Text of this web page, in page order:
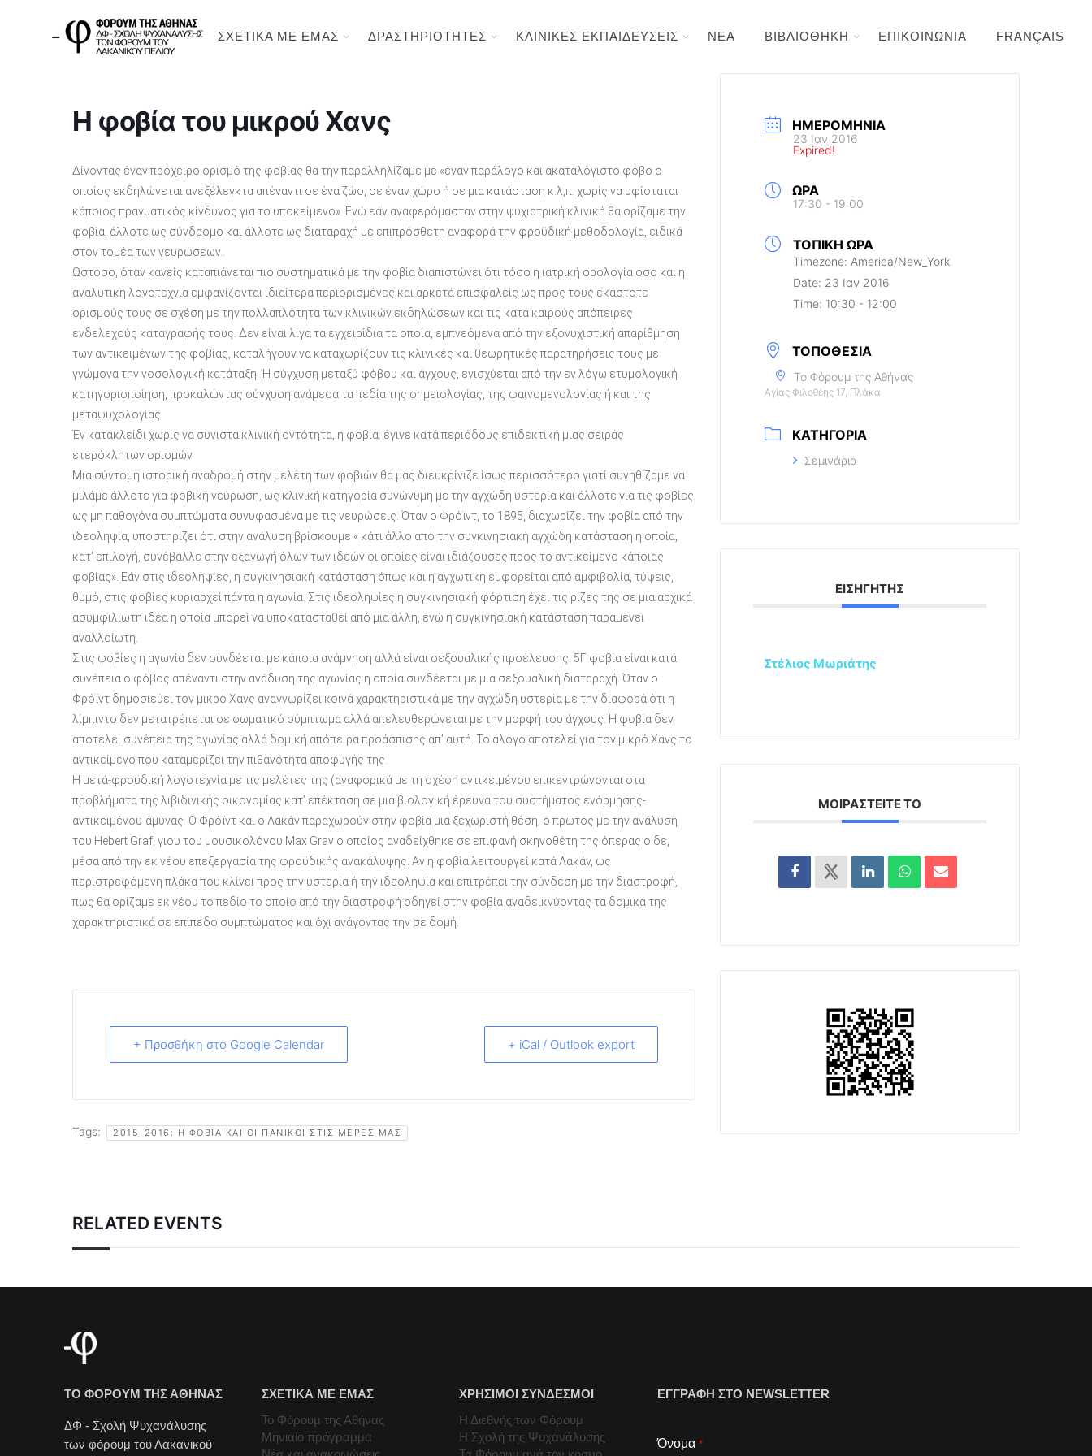
ΣΧΕΤΙΚΑ ΜΕ ΕΜΑΣ ΔΡΑΣΤΗΡΙΟΤΗΤΕΣ ΚΛΙΝΙΚΕΣ ΕΚΠΑΙΔΕΥΣΕΙΣ ΝΕΑ ΒΙΒΛΙΟΘΗΚΗ ΕΠΙΚΟΙΝΩΝΙΑ FRANÇAIS
Η φοβία του μικρού Χανς
Δίνοντας έναν πρόχειρο ορισμό της φοβίας θα την παραλληλίζαμε με «έναν παράλογο και ακαταλόγιστο φόβο ο
οποίος εκδηλώνεται ανεξέλεγκτα απέναντι σε ένα ζώο, σε έναν χώρο ή σε μια κατάσταση κ.λ,π. χωρίς να υφίσταται
κάποιος πραγματικός κίνδυνος για το υποκείμενο». Ενώ εάν αναφερόμασταν στην ψυχιατρική κλινική θα ορίζαμε την
φοβία, άλλοτε ως σύνδρομο και άλλοτε ως διαταραχή με επιπρόσθετη αναφορά την φροϋδική μεθοδολογία, ειδικά
στον τομέα των νευρώσεων..
Ωστόσο, όταν κανείς καταπιάνεται πιο συστηματικά με την φοβία διαπιστώνει ότι τόσο η ιατρική ορολογία όσο και η
αναλυτική λογοτεχνία εμφανίζονται ιδιαίτερα περιορισμένες και αρκετά επισφαλείς ως προς τους εκάστοτε
ορισμούς τους σε σχέση με την πολλαπλότητα των κλινικών εκδηλώσεων και τις κατά καιρούς απόπειρες
ενδελεχούς καταγραφής τους. Δεν είναι λίγα τα εγχειρίδια τα οποία, εμπνεόμενα από την εξονυχιστική απαρίθμηση
των αντικειμένων της φοβίας, καταλήγουν να καταχωρίζουν τις κλινικές και θεωρητικές παρατηρήσεις τους με
γνώμονα την νοσολογική κατάταξη. Ή σύγχυση μεταξύ φόβου και άγχους, ενισχύεται από την εν λόγω ετυμολογική
κατηγοριοποίηση, προκαλώντας σύγχυση ανάμεσα τα πεδία της σημειολογίας, της φαινομενολογίας ή και της
μεταψυχολογίας.
Έν κατακλείδι χωρίς να συνιστά κλινική οντότητα, η φοβία: έγινε κατά περιόδους επιδεκτική μιας σειράς
ετερόκλητων ορισμών.
Μια σύντομη ιστορική αναδρομή στην μελέτη των φοβιών θα μας διευκρίνιζε ίσως περισσότερο γιατί συνηθίζαμε να
μιλάμε άλλοτε για φοβική νεύρωση, ως κλινική κατηγορία συνώνυμη με την αγχώδη υστερία και άλλοτε για τις φοβίες
ως μη παθογόνα συμπτώματα συνυφασμένα με τις νευρώσεις. Όταν ο Φρόϊντ, το 1895, διαχωρίζει την φοβία από την
ιδεοληψία, υποστηρίζει ότι στην ανάλυση βρίσκουμε « κάτι άλλο από την συγκινησιακή αγχώδη κατάσταση η οποία,
κατ’ επιλογή, συνέβαλλε στην εξαγωγή όλων των ιδεών οι οποίες είναι ιδιάζουσες προς το αντικείμενο κάποιας
φοβίας». Εάν στις ιδεοληψίες, η συγκινησιακή κατάσταση όπως και η αγχωτική εμφορείται από αμφιβολία, τύψεις,
θυμό, στις φοβίες κυριαρχεί πάντα η αγωνία. Στις ιδεοληψίες η συγκινησιακή φόρτιση έχει τις ρίζες της σε μια αρχικά
ασυμφιλίωτη ιδέα η οποία μπορεί να υποκατασταθεί από μια άλλη, ενώ η συγκινησιακή κατάσταση παραμένει
αναλλοίωτη.
Στις φοβίες η αγωνία δεν συνδέεται με κάποια ανάμνηση αλλά είναι σεξουαλικής προέλευσης. 5Γ φοβία είναι κατά
συνέπεια ο φόβος απέναντι στην ανάδυση της αγωνίας η οποία συνδέεται με μια σεξουαλική διαταραχή. Όταν ο
Φρόϊντ δημοσιεύει τον μικρό Χανς αναγνωρίζει κοινά χαρακτηριστικά με την αγχώδη υστερία με την διαφορά ότι η
λίμπιντο δεν μετατρέπεται σε σωματικό σύμπτωμα αλλά απελευθερώνεται με την μορφή του άγχους. Η φοβία δεν
αποτελεί συνέπεια της αγωνίας αλλά δομική απόπειρα προάσπισης απ’ αυτή. Το άλογο αποτελεί για τον μικρό Χανς το
αντικείμενο που καταμερίζει την πιθανότητα αποφυγής της.
Η μετά-φροϋδική λογοτεχνία με τις μελέτες της (αναφορικά με τη σχέση αντικειμένου επικεντρώνονται στα
προβλήματα της λιβιδινικής οικονομίας κατ’ επέκταση σε μια βιολογική έρευνα του συστήματος ενόρμησης-
αντικειμένου-άμυνας. Ο Φρόϊντ και ο Λακάν παραχωρούν στην φοβία μια ξεχωριστή θέση, ο πρώτος με την ανάλυση
του Hebert Graf, γιου του μουσικολόγου Max Grav ο οποίος αναδείχθηκε σε επιφανή σκηνοθέτη της όπερας ο δε,
μέσα από την εκ νέου επεξεργασία της φροϋδικής ανακάλυψης. Αν η φοβία λειτουργεί κατά Λακάν, ως
περιστρεφόμενη πλάκα που κλίνει προς την υστερία ή την ιδεοληψία και επιτρέπει την σύνδεση με την διαστροφή,
πως θα ορίζαμε εκ νέου το πεδίο το οποίο από την διαστροφή οδηγεί στην φοβία αναδεικνύοντας τα δομικά της
χαρακτηριστικά σε επίπεδο συμπτώματος και όχι ανάγοντας την σε δομή.
+ Προσθήκη στο Google Calendar + iCal / Outlook export
Tags: 2015-2016: Η ΦΟΒΊΑ ΚΑΙ ΟΙ ΠΑΝΙΚΟΊ ΣΤΙΣ ΜΈΡΕΣ ΜΑΣ
ΗΜΕΡΟΜΗΝΊΑ
23 Ιαν 2016
Expired!
ΏΡΑ
17:30 - 19:00
ΤΟΠΙΚΉ ΏΡΑ
Timezone: America/New_York
Date: 23 Ιαν 2016
Time: 10:30 - 12:00
ΤΟΠΟΘΕΣΊΑ
Το Φόρουμ της Αθήνας
Αγίας Φιλοθέης 17, Πλάκα
ΚΑΤΗΓΟΡΊΑ
Σεμινάρια
ΕΙΣΗΓΗΤΉΣ
Στέλιος Μωριάτης
ΜΟΙΡΑΣΤΕΊΤΕ ΤΟ
RELATED EVENTS
ΤΟ ΦΟΡΟΥΜ ΤΗΣ ΑΘΗΝΑΣ
ΔΦ - Σχολή Ψυχανάλυσης
των φόρουμ του Λακανικού
ΣΧΕΤΙΚΑ ΜΕ ΕΜΑΣ
Το Φόρουμ της Αθήνας
Μηνιαίο πρόγραμμα
ΧΡΗΣΙΜΟΙ ΣΥΝΔΕΣΜΟΙ
Η Διεθνής των Φόρουμ
Η Σχολή της Ψυχανάλυσης
ΕΓΓΡΑΦΗ ΣΤΟ NEWSLETTER
Όνομα *